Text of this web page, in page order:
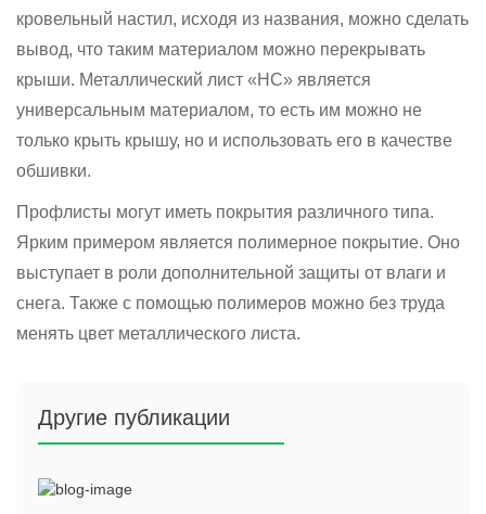
кровельный настил, исходя из названия, можно сделать
вывод, что таким материалом можно перекрывать
крыши. Металлический лист «НС» является
универсальным материалом, то есть им можно не
только крыть крышу, но и использовать его в качестве
обшивки.
Профлисты могут иметь покрытия различного типа.
Ярким примером является полимерное покрытие. Оно
выступает в роли дополнительной защиты от влаги и
снега. Также с помощью полимеров можно без труда
менять цвет металлического листа.
Другие публикации